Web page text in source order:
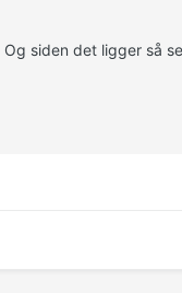
siden det ligger så